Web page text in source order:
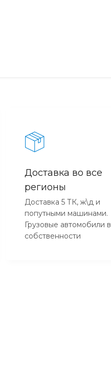
Доставка во все
регионы
Доставка 5 ТК, ж\д и
попутными машинами.
Грузовые автомобили в
собственности